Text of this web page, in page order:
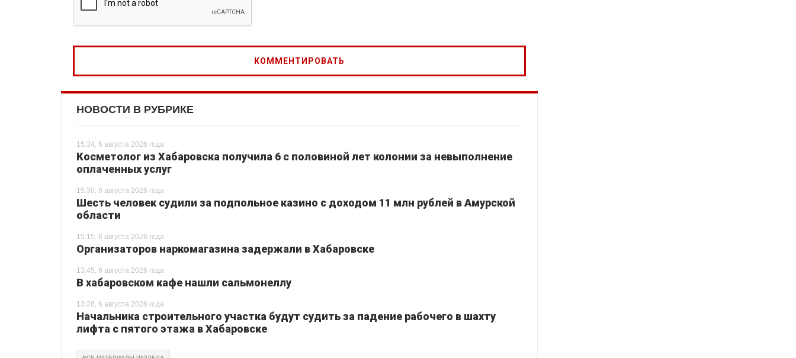
НОВОСТИ В РУБРИКЕ
15:34, 6 августа 2026 года
Косметолог из Хабаровска получила 6 с половиной лет колонии за невыполнение
оплаченных услуг
15:30, 6 августа 2026 года
Шесть человек судили за подпольное казино с доходом 11 млн рублей в Амурской
области
15:15, 6 августа 2026 года
Организаторов наркомагазина задержали в Хабаровске
13:45, 6 августа 2026 года
В хабаровском кафе нашли сальмонеллу
13:28, 6 августа 2026 года
Начальника строительного участка будут судить за падение рабочего в шахту
лифта с пятого этажа в Хабаровске